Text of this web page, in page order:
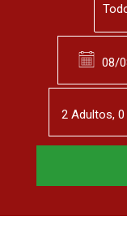
2 Adultos, 0